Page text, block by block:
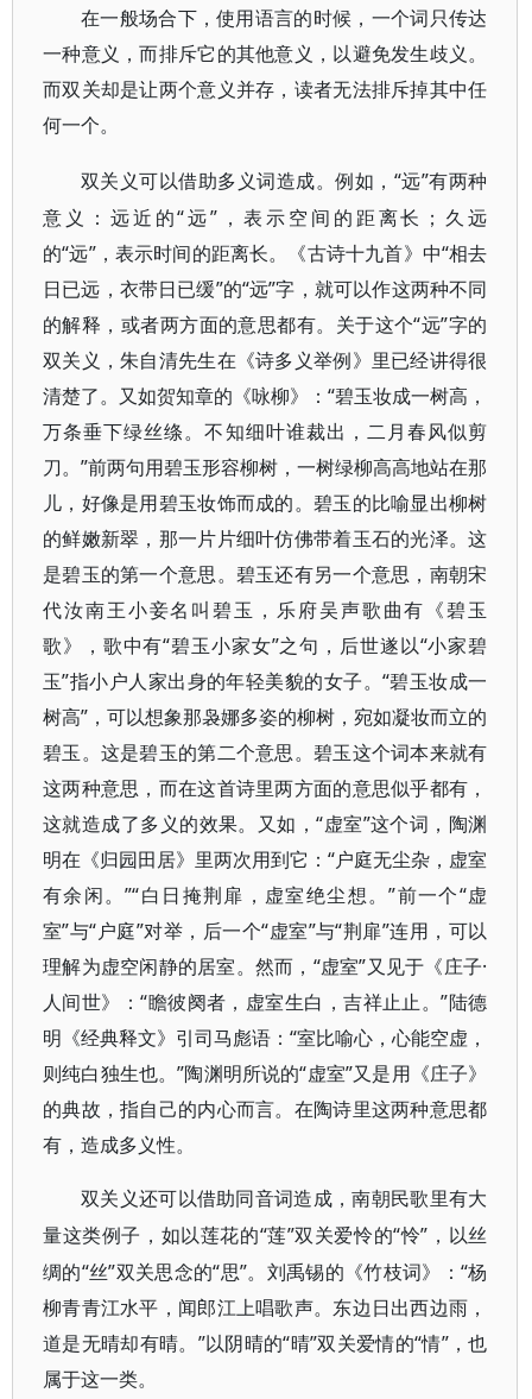
在一般场合下，使用语言的时候，一个词只传达
一种意义，而排斥它的其他意义，以避免发生歧义。
而双关却是让两个意义并存，读者无法排斥掉其中任
何一个。
双关义可以借助多义词造成。例如， “远”有两种
意义：远近的“远”，表示空间的距离长；久远
的“远”，表示时间的距离长。《古诗十九首》中“相去
日已远，衣带日已缓”的“远”字，就可以作这两种不同
的解释，或者两方面的意思都有。关于这个“远”字的
双关义，朱自清先生在《诗多义举例》里已经讲得很
清楚了。又如贺知章的《咏柳》：“碧玉妆成一树高，
万条垂下绿丝绦。不知细叶谁裁出，二月春风似剪
刀。”前两句用碧玉形容柳树，一树绿柳高高地站在那
儿，好像是用碧玉妆饰而成的。碧玉的比喻显出柳树
的鲜嫩新翠，那一片片细叶仿佛带着玉石的光泽。这
是碧玉的第一个意思。碧玉还有另一个意思，南朝宋
代汝南王小妾名叫碧玉，乐府吴声歌曲有《碧玉
歌》，歌中有“碧玉小家女”之句，后世遂以“小家碧
玉”指小户人家出身的年轻美貌的女子。“碧玉妆成一
树高”，可以想象那袅娜多姿的柳树，宛如凝妆而立的
碧玉。这是碧玉的第二个意思。碧玉这个词本来就有
这两种意思，而在这首诗里两方面的意思似乎都有，
这就造成了多义的效果。又如，“虚室”这个词，陶渊
明在《归园田居》里两次用到它：“户庭无尘杂，虚室
有余闲。”“白日掩荆扉，虚室绝尘想。”前一个“虚
室”与“户庭”对举，后一个“虚室”与“荆扉”连用，可以
理解为虚空闲静的居室。然而，“虚室”又见于《庄子·
人间世》：“瞻彼阕者，虚室生白，吉祥止止。”陆德
明《经典释文》引司马彪语：“室比喻心，心能空虚，
则纯白独生也。”陶渊明所说的“虚室”又是用《庄子》
的典故，指自己的内心而言。在陶诗里这两种意思都
有，造成多义性。
双关义还可以借助同音词造成，南朝民歌里有大
量这类例子，如以莲花的“莲”双关爱怜的“怜”，以丝
绸的“丝”双关思念的“思”。刘禹锡的《竹枝词》：“杨
柳青青江水平，闻郎江上唱歌声。东边日出西边雨，
道是无晴却有晴。”以阴晴的“晴”双关爱情的“情”，也
属于这一类。